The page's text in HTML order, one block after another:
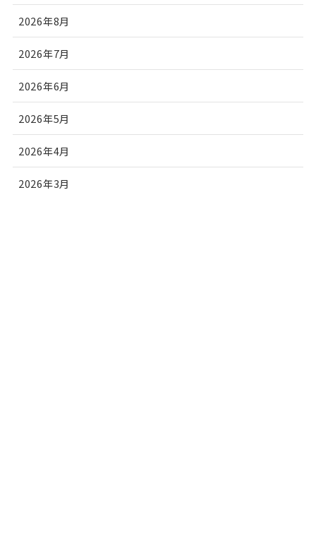
2026年8月
2026年7月
2026年6月
2026年5月
2026年4月
2026年3月